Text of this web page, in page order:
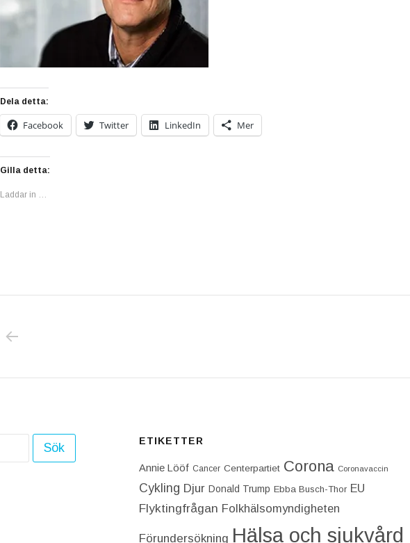
Dela detta:
Facebook Twitter LinkedIn Mer
Gilla detta:
Laddar in …
ETIKETTER
Annie Lööf Cancer Centerpartiet‎ Corona Coronavaccin
Cykling Djur Donald Trump Ebba Busch-Thor EU
Flyktingfrågan Folkhälsomyndigheten
Förundersökning Hälsa och sjukvård